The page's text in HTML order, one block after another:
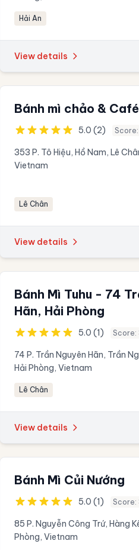
Hải An
View details
Bánh mì chảo &
5.0 (2)
353 P. Tô Hiệu, Hồ Nam, Lê
Vietnam
Lê Chân
View details
Bánh Mì Tuhu - 74
Hãn, Hải Phòng
5.0 (1) Score:
74 P. Trần Nguyên Hãn, Trần
Hải Phòng, Vietnam
Lê Chân
View details
Bánh Mì Củi Nướng
5.0 (1) Score:
85 P. Nguyễn Công Trứ, Hàng
Phòng, Vietnam